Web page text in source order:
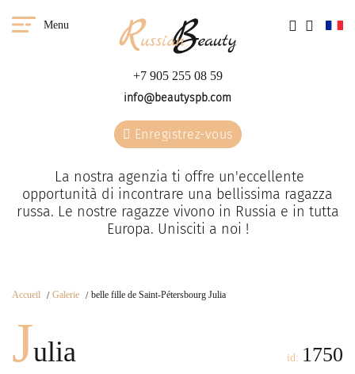
Menu
+7 905 255 08 59
info@beautyspb.com
Enregistrez-vous
La nostra agenzia ti offre un'eccellente
opportunità di incontrare una bellissima ragazza
russa. Le nostre ragazze vivono in Russia e in tutta
Europa. Unisciti a noi !
Accueil Galerie belle fille de Saint-Pétersbourg Julia
Julia id: 1750